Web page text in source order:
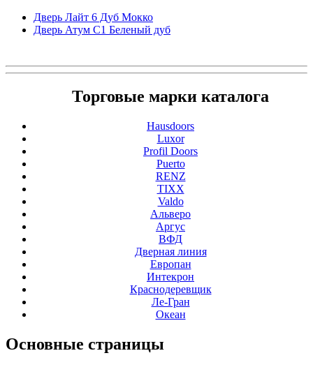
Дверь Лайт 6 Дуб Мокко
Дверь Атум С1 Беленый дуб
Торговые марки каталога
Hausdoors
Luxor
Profil Doors
Puerto
RENZ
TIXX
Valdo
Альверо
Аргус
ВФД
Дверная линия
Европан
Интекрон
Краснодеревщик
Ле-Гран
Океан
Основные страницы